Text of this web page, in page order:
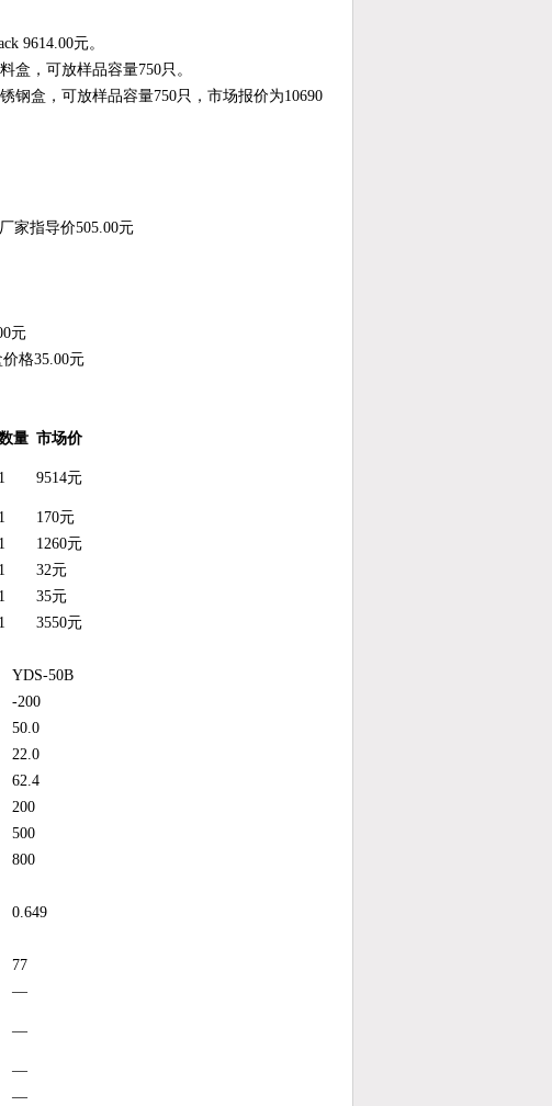
9614.00元。
盒，可放样品容量750只。
钢盒，可放样品容量750只，市场报价为10690
家指导价505.00元
元
格35.00元
量 市场价
1 9514元
1
170元
1
1260元
1
32元
1
35元
1
3550元
YDS-50B
-200
50.0
22.0
62.4
200
500
800
0.649
77
—
—
—
—